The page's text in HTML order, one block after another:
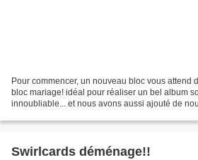
Pour commencer, un nouveau bloc vous attend
bloc mariage! idéal pour réaliser un bel album
innoubliable... et nous avons aussi ajouté de
Swirlcards déménage!!